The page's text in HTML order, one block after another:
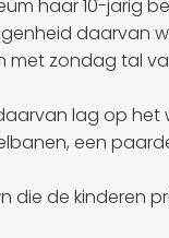
haar 10-jarig
daarvan
zondag tal
lag op het
een
die de kinderen